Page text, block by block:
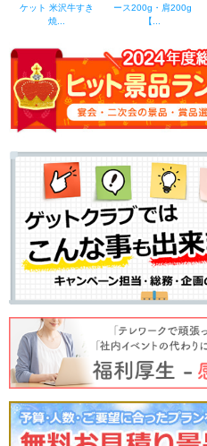
ケット 米沢牛すき
焼...
ース200g・肩200g
【...